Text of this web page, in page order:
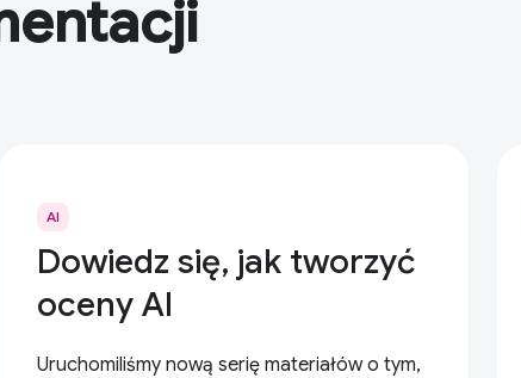
AI
Dowiedz się, jak tworzyć
oceny AI
Uruchomiliśmy nową serię materiałów o tym,